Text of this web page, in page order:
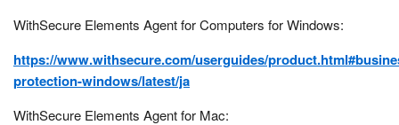
WithSecure Elements Agent for Computers for Windows:
https://www.withsecure.com/userguides/
protection-windows/latest/ja
WithSecure Elements Agent for Mac: